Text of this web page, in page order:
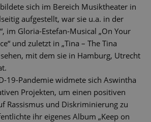
sich im Bereich Musiktheater in
aufgestellt, war sie u.a. in der
im Gloria-Estefan-Musical „On Your
und zuletzt in „Tina – The Tina
mit dem sie in Hamburg, Utrecht
19-Pandemie widmete sich Aswintha
Projekten, um einen positiven
Rassismus und Diskriminierung zu
ihr eigenes Album „Keep on